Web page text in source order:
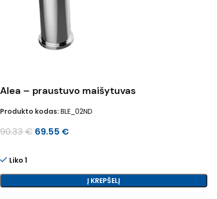
Alea – praustuvo maišytuvas
Produkto kodas: BLE_02ND
90.33€ 69.55 €
Liko 1
Į KREPŠELĮ